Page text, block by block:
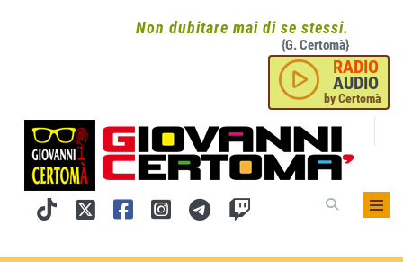
Non dubitare mai di se stessi.
{G. Certomà}
RADIO
AUDIO
by Certomà